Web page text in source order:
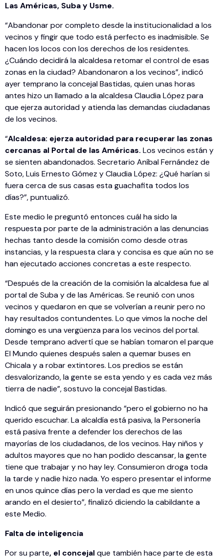
Las Américas, Suba y Usme.
“Abandonar por completo desde la institucionalidad a los
vecinos y fingir que todo está perfecto es inadmisible. Se
hacen los locos con los derechos de los residentes.
¿Cuándo decidirá la alcaldesa retomar el control de esas
zonas en la ciudad? Abandonaron a los vecinos”, indicó
ayer temprano la concejal Bastidas, quien unas horas
antes hizo un llamado a la alcaldesa Claudia López para
que ejerza autoridad y atienda las demandas ciudadanas
de los vecinos.
“Alcaldesa: ejerza autoridad para recuperar las zonas
cercanas al Portal de las Américas. Los vecinos están y
se sienten abandonados. Secretario Aníbal Fernández de
Soto, Luis Ernesto Gómez y Claudia López: ¿Qué harían si
fuera cerca de sus casas esta guachafita todos los
días?”, puntualizó.
Este medio le preguntó entonces cuál ha sido la
respuesta por parte de la administración a las denuncias
hechas tanto desde la comisión como desde otras
instancias, y la respuesta clara y concisa es que aún no se
han ejecutado acciones concretas a este respecto.
“Después de la creación de la comisión la alcaldesa fue al
portal de Suba y de las Américas. Se reunió con unos
vecinos y quedaron en que se volverían a reunir pero no
hay resultados contundentes. Lo que vimos la noche del
domingo es una vergüenza para los vecinos del portal.
Desde temprano advertí que se habían tomaron el parque
El Mundo quienes después salen a quemar buses en
Chicala y a robar extintores. Los predios se están
desvalorizando, la gente se esta yendo y es cada vez más
tierra de nadie”, sostuvo la concejal Bastidas.
Indicó que seguirán presionando “pero el gobierno no ha
querido escuchar. La alcaldía está pasiva, la Personería
está pasiva frente a defender los derechos de las
mayorías de los ciudadanos, de los vecinos. Hay niños y
adultos mayores que no han podido descansar, la gente
tiene que trabajar y no hay ley. Consumieron droga toda
la tarde y nadie hizo nada. Yo espero presentar el informe
en unos quince días pero la verdad es que me siento
arando en el desierto”, finalizó diciendo la cabildante a
este Medio.
Falta de inteligencia
Por su parte, el concejalque también hace parte de esta